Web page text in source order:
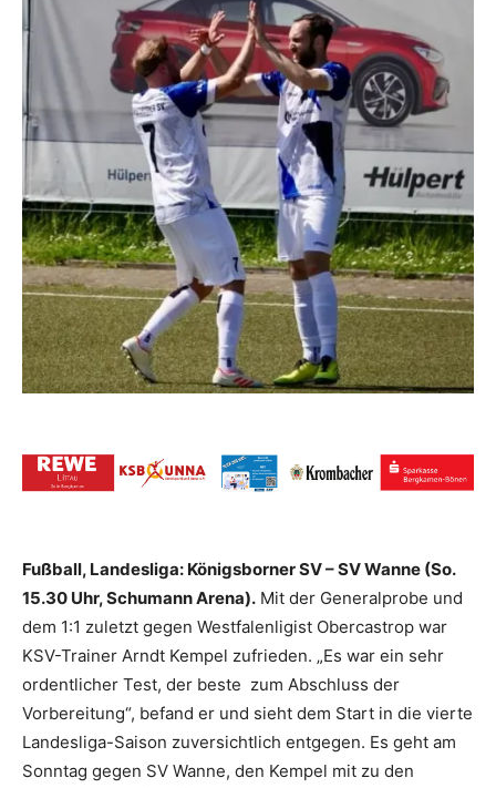
Fußball, Landesliga: Königsborner SV – SV Wanne (So.
15.30 Uhr, Schumann Arena). Mit der Generalprobe und
dem 1:1 zuletzt gegen Westfalenligist Obercastrop war
KSV-Trainer Arndt Kempel zufrieden. „Es war ein sehr
ordentlicher Test, der beste zum Abschluss der
Vorbereitung“, befand er und sieht dem Start in die vierte
Landesliga-Saison zuversichtlich entgegen. Es geht am
Sonntag gegen SV Wanne, den Kempel mit zu den